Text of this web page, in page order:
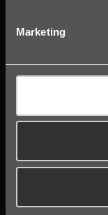
Marketing
från
från
SaaS-
från